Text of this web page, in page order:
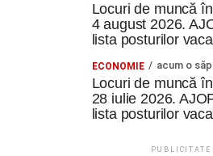
Locuri de muncă
4 august 2026.
lista posturilor
ECONOMIE acum o
Locuri de muncă
28 iulie 2026.
lista posturilor
PUBLICITATE